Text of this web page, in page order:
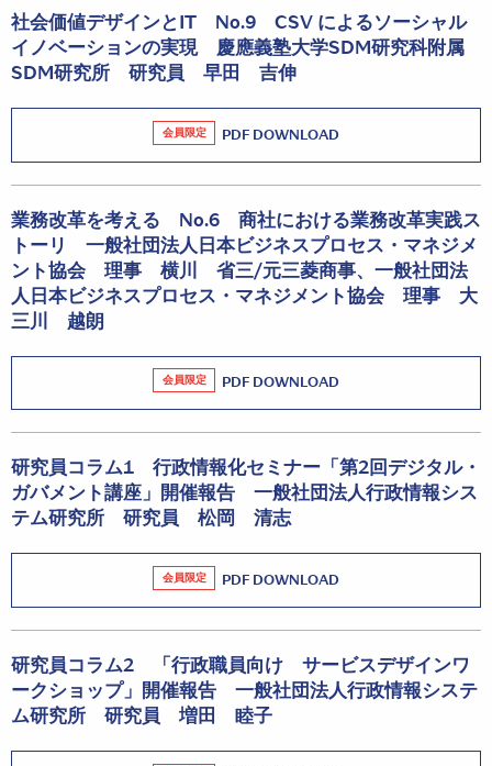
社会価値デザインとIT No.9 CSV によるソーシャル
イノベーションの実現 慶應義塾大学SDM研究科附属
SDM研究所 研究員 早田 吉伸
会員限定 PDF DOWNLOAD
業務改革を考える No.6 商社における業務改革実践ス
トーリ 一般社団法人日本ビジネスプロセス・マネジメ
ント協会 理事 横川 省三/元三菱商事、一般社団法
人日本ビジネスプロセス・マネジメント協会 理事 大
三川 越朗
会員限定 PDF DOWNLOAD
研究員コラム1 行政情報化セミナー「第2回デジタル・
ガバメント講座」開催報告 一般社団法人行政情報シス
テム研究所 研究員 松岡 清志
会員限定 PDF DOWNLOAD
研究員コラム2 「行政職員向け サービスデザインワ
ークショップ」開催報告 一般社団法人行政情報システ
ム研究所 研究員 増田 睦子